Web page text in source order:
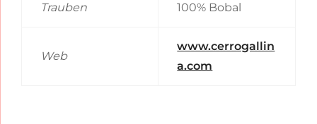
Trauben 100% Bobal
Web
www.cerrogallin
a.com